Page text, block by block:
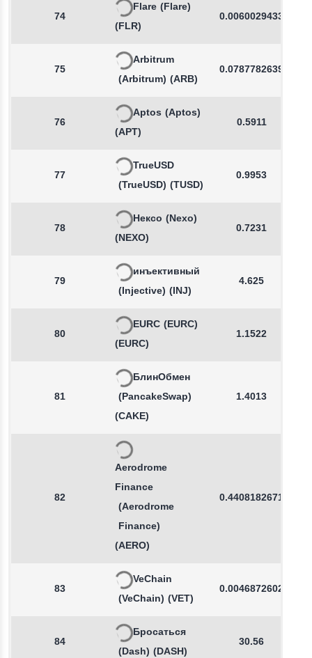
74
Flare (Flare)
(FLR)
0.0060029433
75
Arbitrum
(Arbitrum) (ARB)
0.0787782639
76
Aptos (Aptos)
(APT)
0.5911
77
TrueUSD
(TrueUSD) (TUSD)
0.9953
78
Нексо (Nexo)
(NEXO)
0.7231
79
инъективный
(Injective) (INJ)
4.625
80
EURC (EURC)
(EURC)
1.1522
81
БлинОбмен
(PancakeSwap)
(CAKE)
1.4013
82
Aerodrome
Finance
(Aerodrome
Finance)
(AERO)
0.4408182671
83
VeChain
(VeChain) (VET)
0.0046872602
84
Бросаться
(Dash) (DASH)
30.56